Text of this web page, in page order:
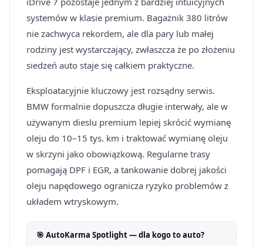
systemów w klasie premium. Bagażnik 380 litrów
nie zachwyca rekordem, ale dla pary lub małej
rodziny jest wystarczający, zwłaszcza że po złożeniu
siedzeń auto staje się całkiem praktyczne.
Eksploatacyjnie kluczowy jest rozsądny serwis.
BMW formalnie dopuszcza długie interwały, ale w
używanym dieslu premium lepiej skrócić wymianę
oleju do 10–15 tys. km i traktować wymianę oleju
w skrzyni jako obowiązkową. Regularne trasy
pomagają DPF i EGR, a tankowanie dobrej jakości
oleju napędowego ogranicza ryzyko problemów z
układem wtryskowym.
🎯 AutoKarma Spotlight — dla kogo to auto?